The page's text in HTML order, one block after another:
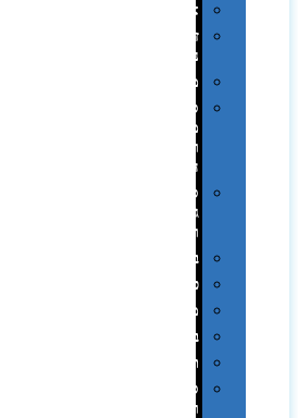
אוזניות
זכרונות
ניידים
מפצלים
סביבת
מחשב
וציוד
היקפי
סוללות
גיבוי
ומטענים
ביגוד
כובעים
מגבות
בקבוקים
תרמי
ספלים
וכוסות